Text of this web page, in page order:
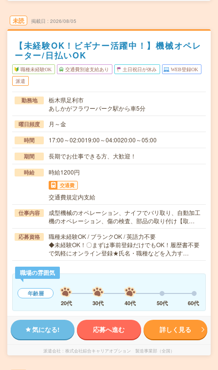
未読 掲載日 2026/08/05
【未経験OK！ビギナー活躍中！】機械オペレ
ーター/日払いOK
職種未経験OK 交通費別途支給あり 土日祝日が休み WEB登録OK
派遣
勤務地
栃木県足利市
あしかがフラワーパーク駅から車5分
曜日頻度 月～金
時間 17:00～02:0019:00～04:0020:00～05:00
期間 長期でお仕事できる方、大歓迎！
時給 時給1200円
交通費
交通費規定内支給
仕事内容
成型機械のオペレーション、ナイフでバリ取り、自動加工
機のオペレーション、傷の検査、部品の取り付け【取…
応募資格
職種未経験OK / ブランクOK / 英語力不要
◆未経験OK！〇まずは事前登録だけでもOK！履歴書不要
で気軽にオンライン登録★氏名・職種などを入力す…
職場の雰囲気
年齢層
20代
30代 40代 50代 60代
気になる! 応募へ進む 詳しく見る
派遣会社 株式会社綜合キャリアオプション 製造事業部（全国）